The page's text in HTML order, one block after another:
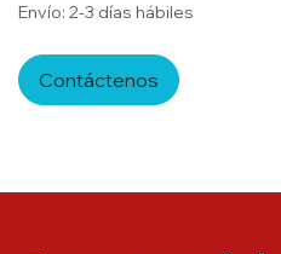
Envío: 2-3 días hábiles
Contáctenos